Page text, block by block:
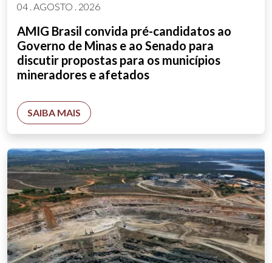
04 . AGOSTO . 2026
AMIG Brasil convida pré-candidatos ao
Governo de Minas e ao Senado para
discutir propostas para os municípios
mineradores e afetados
SAIBA MAIS